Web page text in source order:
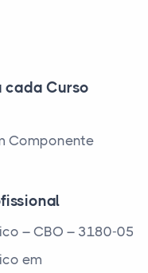
cada Curso
Componente
– CBO – 3180-05
em